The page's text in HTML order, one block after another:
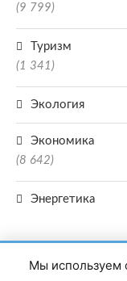
(9 799)
Туризм
(1 341)
Экология
Экономика
(8 642)
Энергетика
Мы используем